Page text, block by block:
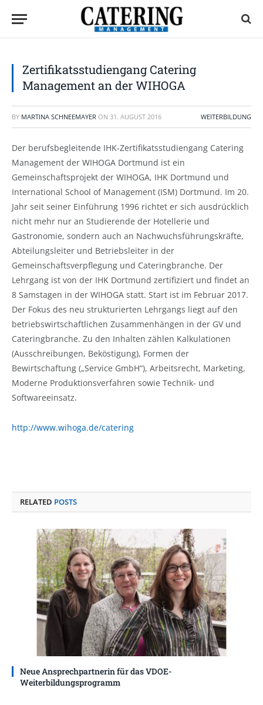
Zertifikatsstudiengang Catering
Management an der WIHOGA
BY MARTINA SCHNEEMAYER ON 31. AUGUST 2016 WEITERBILDUNG
Der berufsbegleitende IHK-Zertifikatsstudiengang Catering
Management der WIHOGA Dortmund ist ein
Gemeinschaftsprojekt der WIHOGA, IHK Dortmund und
International School of Management (ISM) Dortmund. Im 20.
Jahr seit seiner Einführung 1996 richtet er sich ausdrücklich
nicht mehr nur an Studierende der Hotellerie und
Gastronomie, sondern auch an Nachwuchsführungskräfte,
Abteilungsleiter und Betriebsleiter in der
Gemeinschaftsverpflegung und Cateringbranche. Der
Lehrgang ist von der IHK Dortmund zertifiziert und findet an
8 Samstagen in der WIHOGA statt. Start ist im Februar 2017.
Der Fokus des neu strukturierten Lehrgangs liegt auf den
betriebswirtschaftlichen Zusammenhängen in der GV und
Cateringbranche. Zu den Inhalten zählen Kalkulationen
(Ausschreibungen, Beköstigung), Formen der
Bewirtschaftung („Service GmbH“), Arbeitsrecht, Marketing,
Moderne Produktionsverfahren sowie Technik- und
Softwareeinsatz.
http://www.wihoga.de/catering
RELATED POSTS
Neue Ansprechpartnerin für das VDOE-
Weiterbildungsprogramm